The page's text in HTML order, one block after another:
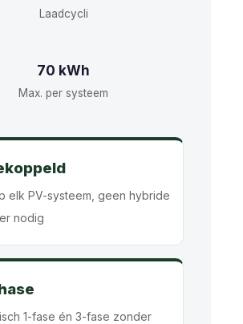
Laadcycli
70 kWh
Max. per systeem
elk PV-systeem, geen hybride
nodig
1-fase én 3-fase zonder